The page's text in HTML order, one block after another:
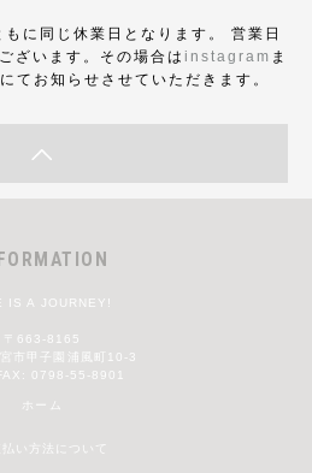
に同じ休業日となります。 営業日
ざいます。その場合は instagram ま
てお知らせさせていただきます。
IS A JOURNEY!
〒663-8165
宮市甲子園浦風町10-3
0798-55-8901
ホーム
払い方法について